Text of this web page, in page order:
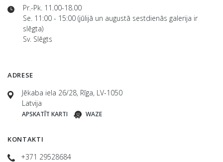
Pr.-Pk. 11.00-18.00
Se. 11:00 - 15:00 (jūlijā un augustā sestdienās galerija ir
slēgta)
Sv. Slēgts
ADRESE
Jēkaba iela 26/28, Rīga, LV-1050
Latvija
APSKATĪT KARTI WAZE
KONTAKTI
+371 29528684